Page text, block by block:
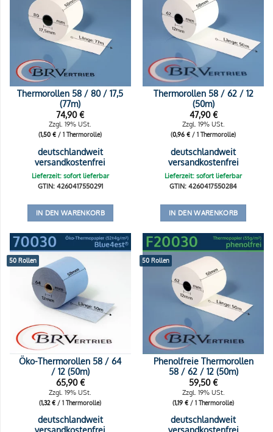
Thermorollen 58 / 80 / 17,5
(77m)
74,90€
Zzgl. 19% USt.
(1,50€ / 1 Thermorolle)
deutschlandweit
versandkostenfrei
Lieferzeit: sofort lieferbar
GTIN: 4260417550291
IN DEN WARENKORB
Thermorollen 58 / 62 / 12
(50m)
47,90€
Zzgl. 19% USt.
(0,96€ / 1 Thermorolle)
deutschlandweit
versandkostenfrei
Lieferzeit: sofort lieferbar
GTIN: 4260417550284
IN DEN WARENKORB
50 Rollen
Öko-Thermorollen 58 / 64
/ 12 (50m)
65,90€
Zzgl. 19% USt.
(1,32€ / 1 Thermorolle)
deutschlandweit
versandkostenfrei
50 Rollen
Phenolfreie Thermorollen
58 / 62 / 12 (50m)
59,50€
Zzgl. 19% USt.
(1,19€ / 1 Thermorolle)
deutschlandweit
versandkostenfrei